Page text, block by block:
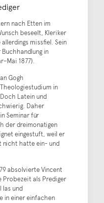
nach Etten im
beseelt, Kleriker
missfiel. Sein
in
1877).
Gogh
in
Latein und
Daher
Seminar für
der dreimonatigen
eingestuft, weil er
hatte ein- und
absolvierte Vincent
Probezeit als Prediger
las und
in einer einfachen